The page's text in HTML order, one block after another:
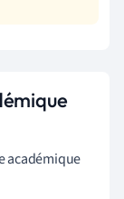
académique